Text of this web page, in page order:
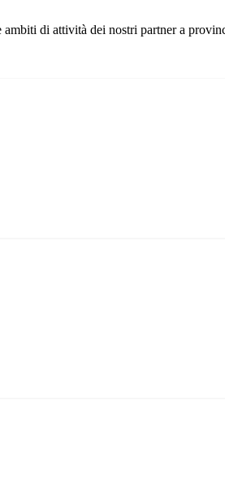
ambiti di attività dei nostri partner a